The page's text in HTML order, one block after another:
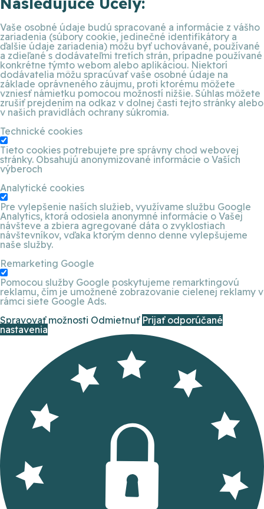
Vaše osobné údaje budú spracované a informácie z vášho
zariadenia (súbory cookie, jedinečné identifikátory a
ďalšie údaje zariadenia) môžu byť uchovávané, používané
a zdieľané s dodávateľmi tretích strán, prípadne používané
konkrétne týmto webom alebo aplikáciou. Niektorí
dodávatelia môžu spracúvať vaše osobné údaje na
základe oprávneného záujmu, proti ktorému môžete
vzniesť námietku pomocou možností nižšie. Súhlas môžete
zrušiť prejdením na odkaz v dolnej časti tejto stránky alebo
v našich pravidlách ochrany súkromia.
Technické cookies
Tieto cookies potrebujete pre správny chod webovej
stránky. Obsahujú anonymizované informácie o Vaších
výberoch
Analytické cookies
Pre vylepšenie naších služieb, využívame službu Google
Analytics, ktorá odosiela anonymné informácie o Vašej
návšteve a zbiera agregované dáta o zvyklostiach
návštevníkov, vďaka ktorým denno denne vylepšujeme
naše služby.
Remarketing Google
Pomocou služby Google poskytujeme remarktingovú
reklamu, čím je umožnené zobrazovanie cielenej reklamy v
rámci siete Google Ads.
Spravovať možnosti Odmietnuť Prijať odporúčané
nastavenia